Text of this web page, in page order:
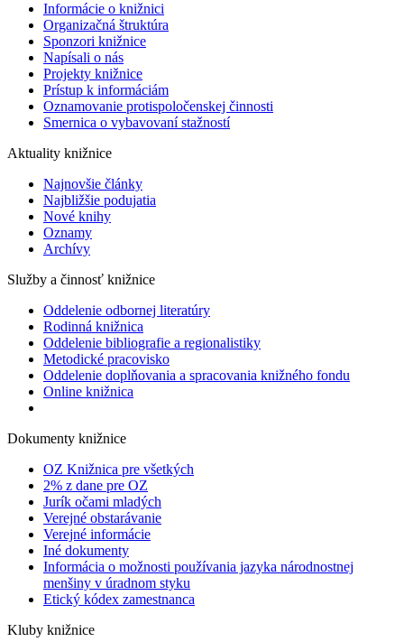
Informácie o knižnici
Organizačná štruktúra
Sponzori knižnice
Napísali o nás
Projekty knižnice
Prístup k informáciám
Oznamovanie protispoločenskej činnosti
Smernica o vybavovaní stažností
Aktuality knižnice
Najnovšie články
Najbližšie podujatia
Nové knihy
Oznamy
Archívy
Služby a činnosť knižnice
Oddelenie odbornej literatúry
Rodinná knižnica
Oddelenie bibliografie a regionalistiky
Metodické pracovisko
Oddelenie doplňovania a spracovania knižného fondu
Online knižnica
Dokumenty knižnice
OZ Knižnica pre všetkých
2% z dane pre OZ
Jurík očami mladých
Verejné obstarávanie
Verejné informácie
Iné dokumenty
Informácia o možnosti používania jazyka národnostnej
menšiny v úradnom styku
Etický kódex zamestnanca
Kluby knižnice